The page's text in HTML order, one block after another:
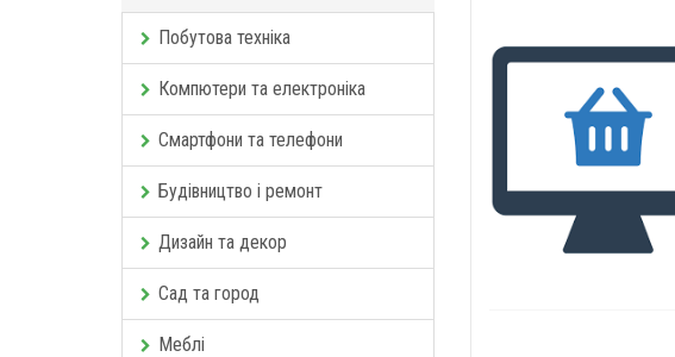
Побутова техніка
Компютери та електроніка
Смартфони та телефони
Будівництво і ремонт
Дизайн та декор
Сад та город
Меблі